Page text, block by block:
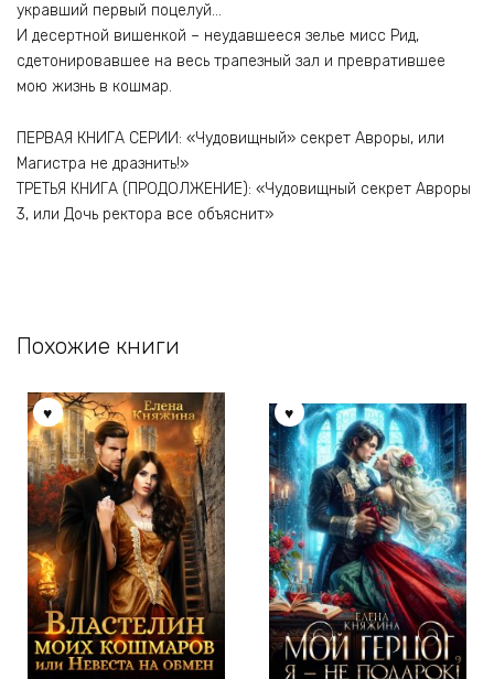
укравший первый поцелуй…
И десертной вишенкой – неудавшееся зелье мисс Рид,
сдетонировавшее на весь трапезный зал и превратившее
мою жизнь в кошмар.
ПЕРВАЯ КНИГА СЕРИИ: «Чудовищный» секрет Авроры, или
Магистра не дразнить!»
ТРЕТЬЯ КНИГА (ПРОДОЛЖЕНИЕ): «Чудовищный секрет Авроры
3, или Дочь ректора все объяснит»
Похожие книги